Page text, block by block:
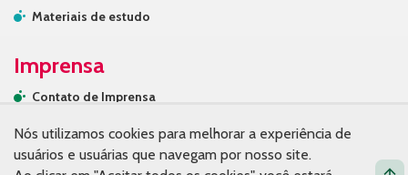
Materiais de estudo
Imprensa
Contato de Imprensa
Na mídia
Nós utilizamos cookies para melhorar a experiência de
usuários e usuárias que navegam por nosso site.